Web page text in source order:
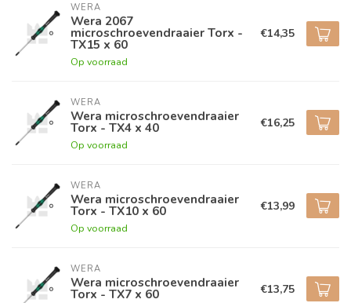
WERA
Wera 2067
microschroevendraaier Torx -
TX15 x 60
Op voorraad
€14,35
WERA
Wera microschroevendraaier
Torx - TX4 x 40
Op voorraad
€16,25
WERA
Wera microschroevendraaier
Torx - TX10 x 60
Op voorraad
€13,99
WERA
Wera microschroevendraaier
Torx - TX7 x 60 €13,75